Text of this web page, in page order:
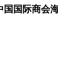
国际商会